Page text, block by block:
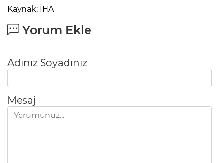
Kaynak: İHA
Yorum Ekle
Adınız Soyadınız
Mesaj